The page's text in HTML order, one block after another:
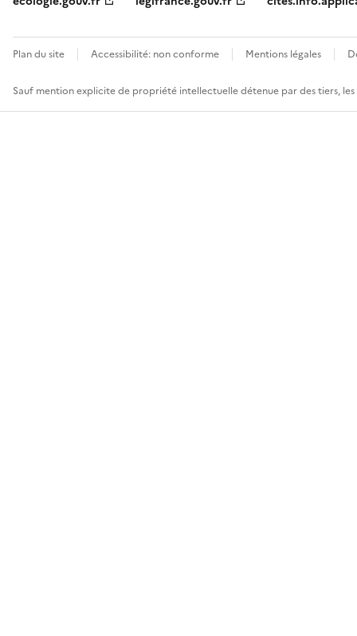
Plan du site Accessibilité: non conforme Mentions légales
Sauf mention explicite de propriété intellectuelle détenue par des tiers,